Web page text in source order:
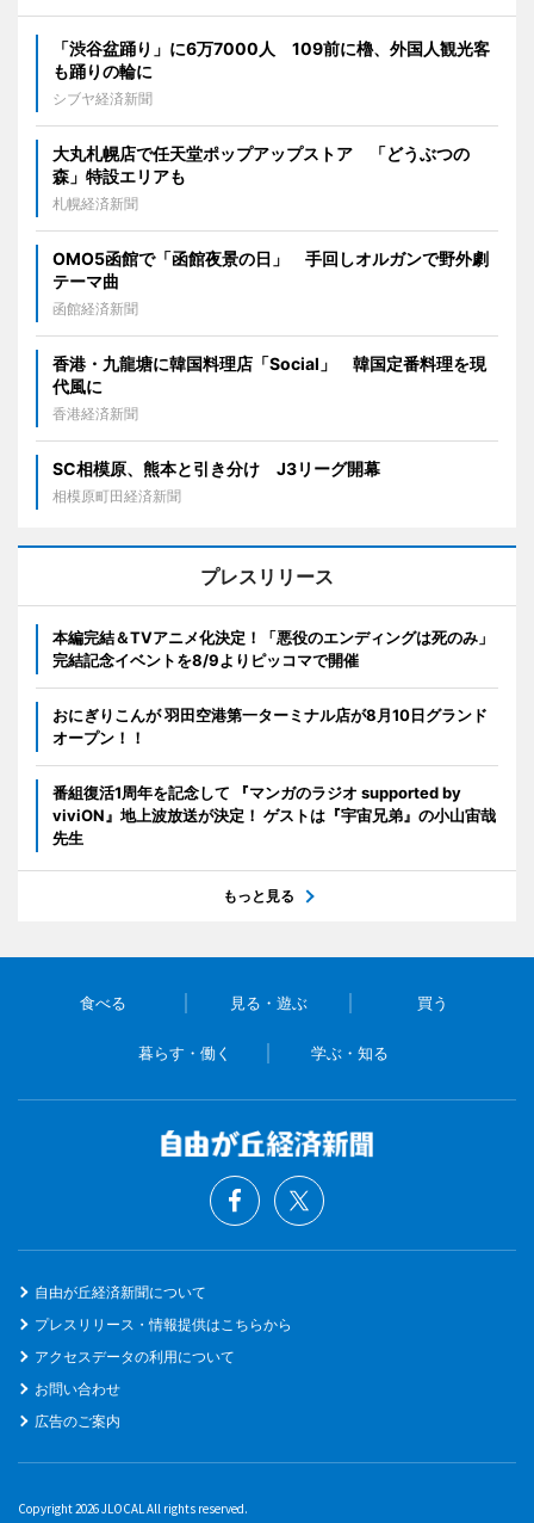
「渋谷盆踊り」に6万7000人 109前に櫓、外国人観光客
も踊りの輪に
シブヤ経済新聞
大丸札幌店で任天堂ポップアップストア 「どうぶつの
森」特設エリアも
札幌経済新聞
OMO5函館で「函館夜景の日」 手回しオルガンで野外劇
テーマ曲
函館経済新聞
香港・九龍塘に韓国料理店「Social」 韓国定番料理を現
代風に
香港経済新聞
SC相模原、熊本と引き分け J3リーグ開幕
相模原町田経済新聞
プレスリリース
本編完結＆TVアニメ化決定！「悪役のエンディングは死のみ」
完結記念イベントを8/9よりピッコマで開催
おにぎりこんが 羽田空港第一ターミナル店が8月10日グランド
オープン！！
番組復活1周年を記念して 『マンガのラジオ supported by
viviON』地上波放送が決定！ ゲストは『宇宙兄弟』の小山宙哉
先生
もっと見る
食べる 見る・遊ぶ 買う
暮らす・働く 学ぶ・知る
自由が丘経済新聞について
プレスリリース・情報提供はこちらから
アクセスデータの利用について
お問い合わせ
広告のご案内
Copyright 2026 JLOCAL All rights reserved.